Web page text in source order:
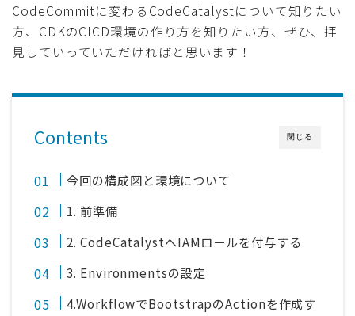
CodeCommitに変わるCodeCatalystについて知りたい
方、CDKのCICD環境の作り方を知りたい方、ぜひ、拝
見していっていただければと思います！
閉じる
Contents
今回の構成図と環境について
1. 前準備
2. CodeCatalystへIAMロールを付与する
3. Environmentsの設定
4.WorkflowでBootstrapのActionを作成す